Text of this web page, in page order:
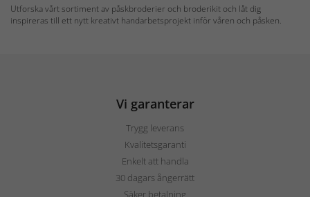
Utforska vårt sortiment av påskbroderier och broderikit och låt dig
inspireras till ett nytt kreativt handarbetsprojekt inför våren och påsken.
Vi garanterar
Trygg leverans
Kvalitetsgaranti
Enkelt att handla
30 dagars ångerrätt
Säker betalning